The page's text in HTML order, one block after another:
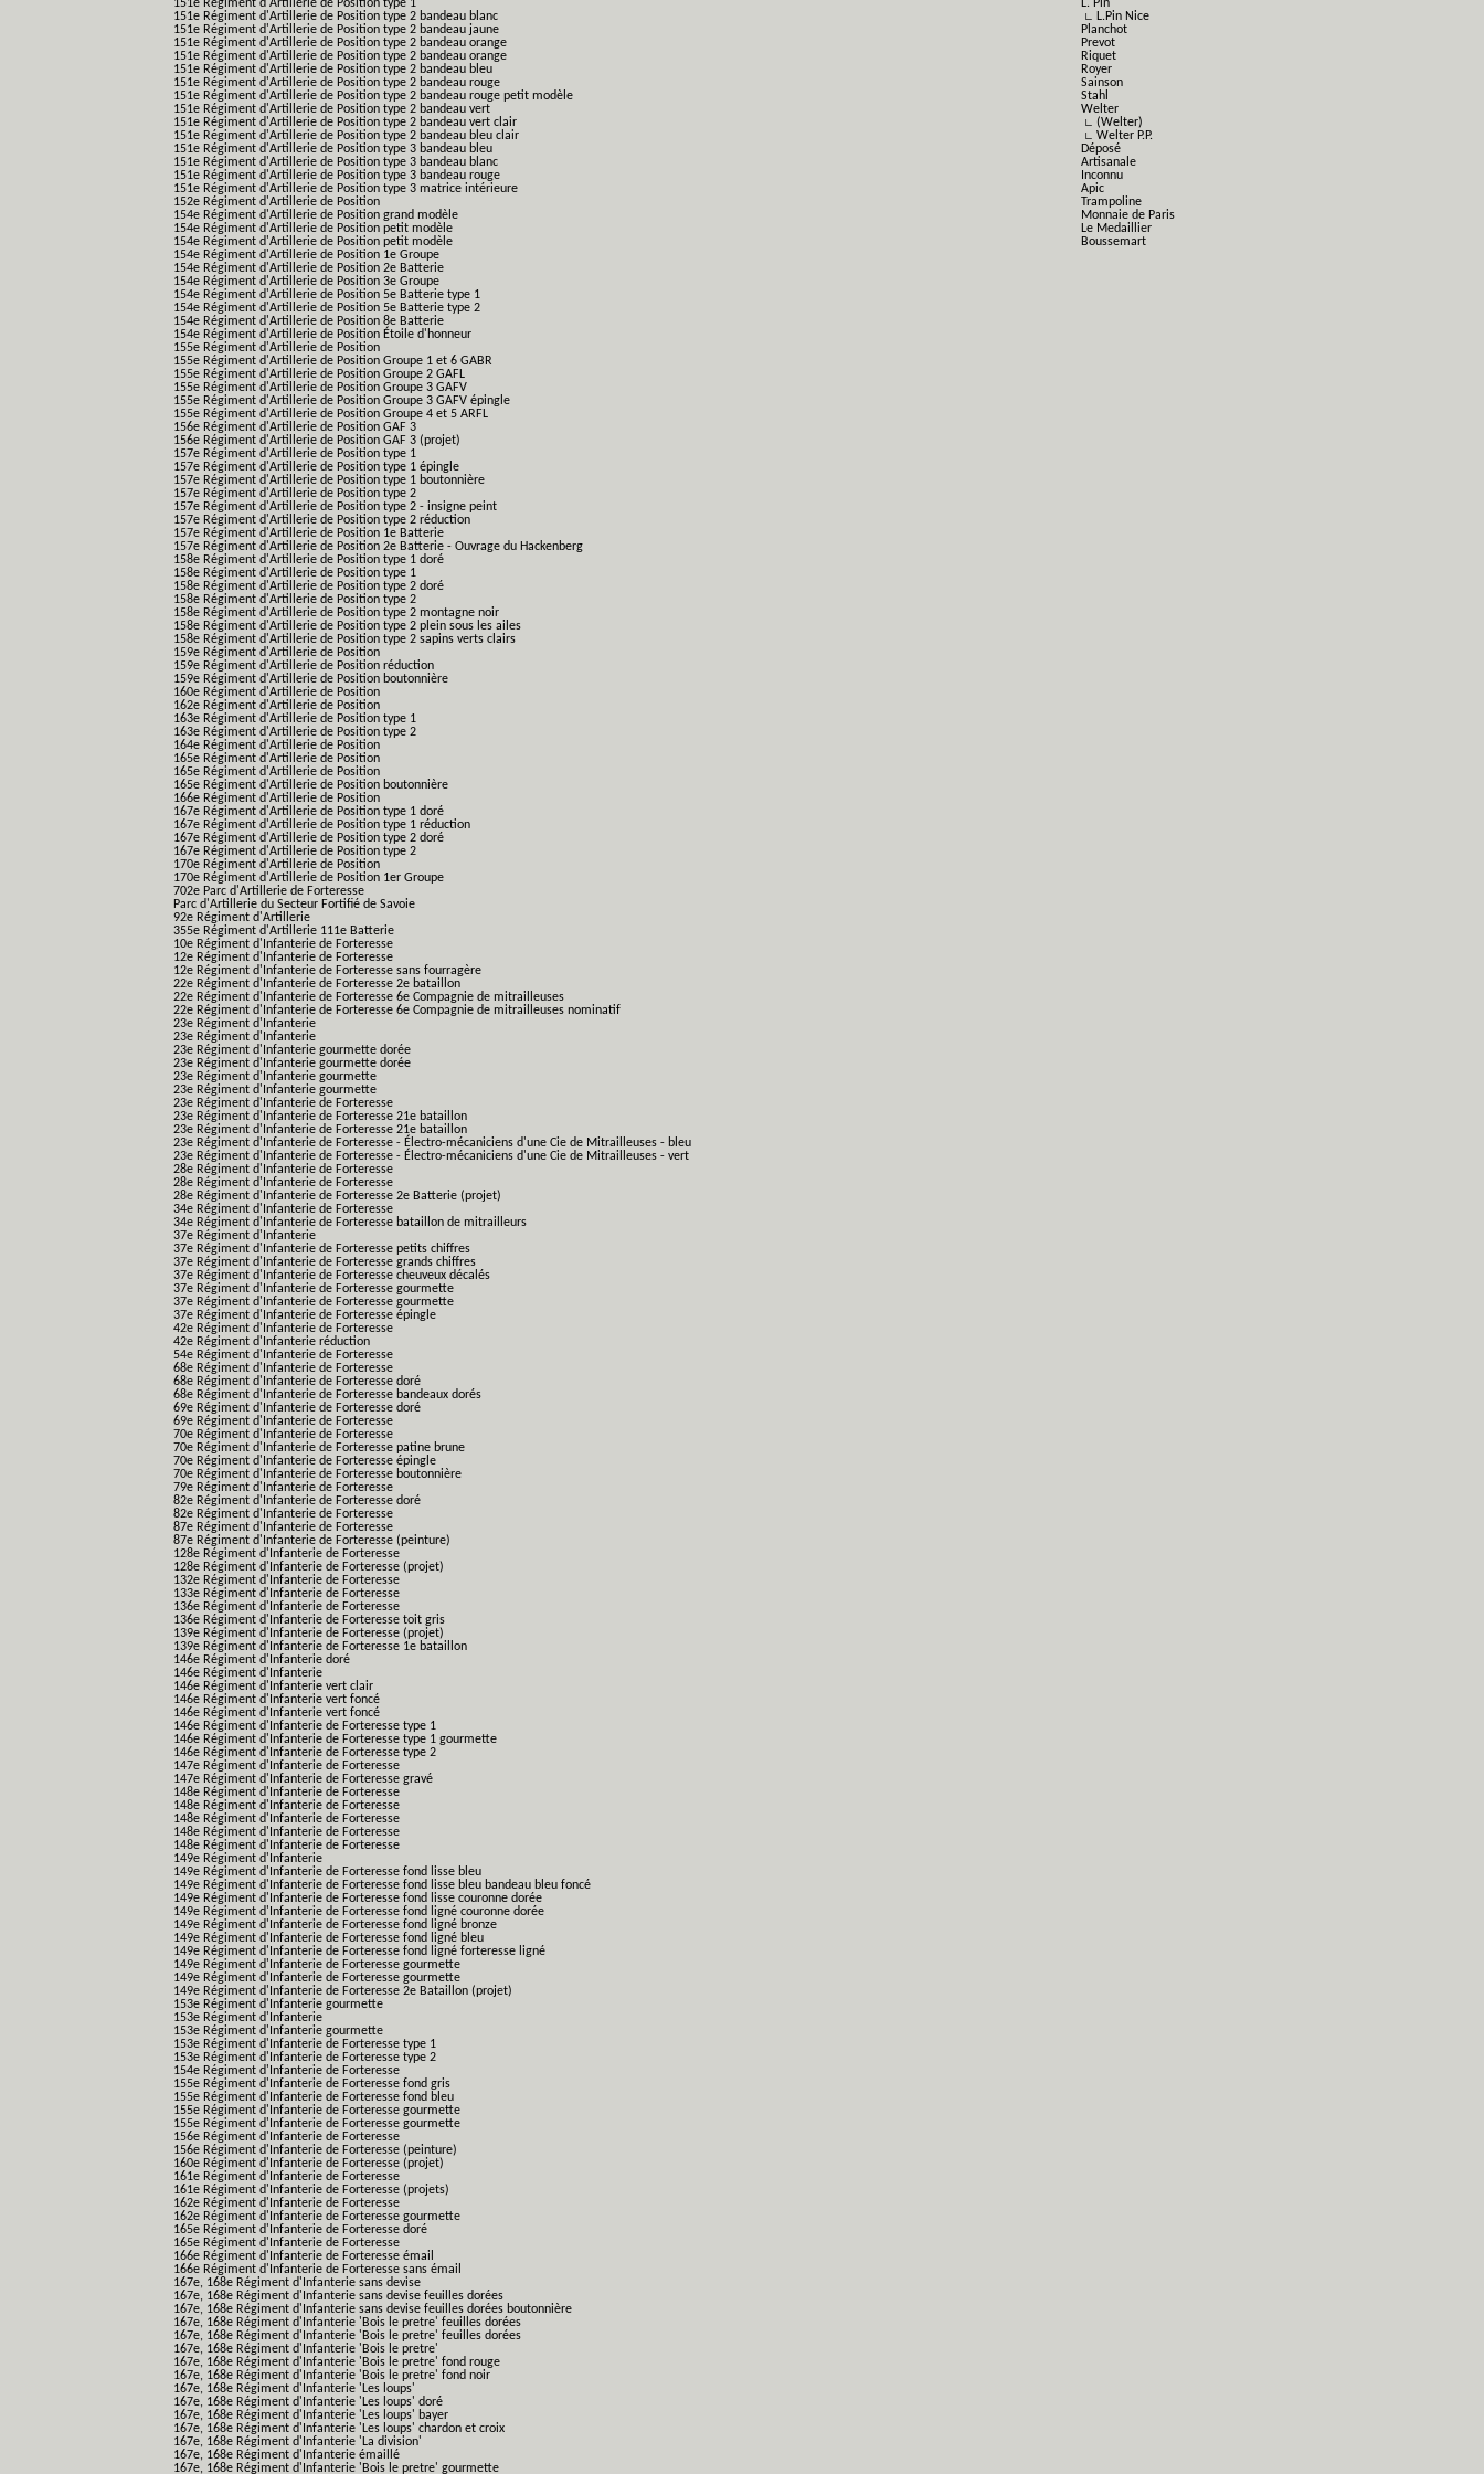
151e Régiment d'Artillerie de Position type 1
151e Régiment d'Artillerie de Position type 2 bandeau blanc
151e Régiment d'Artillerie de Position type 2 bandeau jaune
151e Régiment d'Artillerie de Position type 2 bandeau orange
151e Régiment d'Artillerie de Position type 2 bandeau orange
151e Régiment d'Artillerie de Position type 2 bandeau bleu
151e Régiment d'Artillerie de Position type 2 bandeau rouge
151e Régiment d'Artillerie de Position type 2 bandeau rouge petit modèle
151e Régiment d'Artillerie de Position type 2 bandeau vert
151e Régiment d'Artillerie de Position type 2 bandeau vert clair
151e Régiment d'Artillerie de Position type 2 bandeau bleu clair
151e Régiment d'Artillerie de Position type 3 bandeau bleu
151e Régiment d'Artillerie de Position type 3 bandeau blanc
151e Régiment d'Artillerie de Position type 3 bandeau rouge
151e Régiment d'Artillerie de Position type 3 matrice intérieure
152e Régiment d'Artillerie de Position
154e Régiment d'Artillerie de Position grand modèle
154e Régiment d'Artillerie de Position petit modèle
154e Régiment d'Artillerie de Position petit modèle
154e Régiment d'Artillerie de Position 1e Groupe
154e Régiment d'Artillerie de Position 2e Batterie
154e Régiment d'Artillerie de Position 3e Groupe
154e Régiment d'Artillerie de Position 5e Batterie type 1
154e Régiment d'Artillerie de Position 5e Batterie type 2
154e Régiment d'Artillerie de Position 8e Batterie
154e Régiment d'Artillerie de Position Étoile d'honneur
155e Régiment d'Artillerie de Position
155e Régiment d'Artillerie de Position Groupe 1 et 6 GABR
155e Régiment d'Artillerie de Position Groupe 2 GAFL
155e Régiment d'Artillerie de Position Groupe 3 GAFV
155e Régiment d'Artillerie de Position Groupe 3 GAFV épingle
155e Régiment d'Artillerie de Position Groupe 4 et 5 ARFL
156e Régiment d'Artillerie de Position GAF 3
156e Régiment d'Artillerie de Position GAF 3 (projet)
157e Régiment d'Artillerie de Position type 1
157e Régiment d'Artillerie de Position type 1 épingle
157e Régiment d'Artillerie de Position type 1 boutonnière
157e Régiment d'Artillerie de Position type 2
157e Régiment d'Artillerie de Position type 2 - insigne peint
157e Régiment d'Artillerie de Position type 2 réduction
157e Régiment d'Artillerie de Position 1e Batterie
157e Régiment d'Artillerie de Position 2e Batterie - Ouvrage du Hackenberg
158e Régiment d'Artillerie de Position type 1 doré
158e Régiment d'Artillerie de Position type 1
158e Régiment d'Artillerie de Position type 2 doré
158e Régiment d'Artillerie de Position type 2
158e Régiment d'Artillerie de Position type 2 montagne noir
158e Régiment d'Artillerie de Position type 2 plein sous les ailes
158e Régiment d'Artillerie de Position type 2 sapins verts clairs
159e Régiment d'Artillerie de Position
159e Régiment d'Artillerie de Position réduction
159e Régiment d'Artillerie de Position boutonnière
160e Régiment d'Artillerie de Position
162e Régiment d'Artillerie de Position
163e Régiment d'Artillerie de Position type 1
163e Régiment d'Artillerie de Position type 2
164e Régiment d'Artillerie de Position
165e Régiment d'Artillerie de Position
165e Régiment d'Artillerie de Position
165e Régiment d'Artillerie de Position boutonnière
166e Régiment d'Artillerie de Position
167e Régiment d'Artillerie de Position type 1 doré
167e Régiment d'Artillerie de Position type 1 réduction
167e Régiment d'Artillerie de Position type 2 doré
167e Régiment d'Artillerie de Position type 2
170e Régiment d'Artillerie de Position
170e Régiment d'Artillerie de Position 1er Groupe
702e Parc d'Artillerie de Forteresse
Parc d'Artillerie du Secteur Fortifié de Savoie
92e Régiment d'Artillerie
355e Régiment d'Artillerie 111e Batterie
10e Régiment d'Infanterie de Forteresse
12e Régiment d'Infanterie de Forteresse
12e Régiment d'Infanterie de Forteresse sans fourragère
22e Régiment d'Infanterie de Forteresse 2e bataillon
22e Régiment d'Infanterie de Forteresse 6e Compagnie de mitrailleuses
22e Régiment d'Infanterie de Forteresse 6e Compagnie de mitrailleuses nominatif
23e Régiment d'Infanterie
23e Régiment d'Infanterie
23e Régiment d'Infanterie gourmette dorée
23e Régiment d'Infanterie gourmette dorée
23e Régiment d'Infanterie gourmette
23e Régiment d'Infanterie gourmette
23e Régiment d'Infanterie de Forteresse
23e Régiment d'Infanterie de Forteresse 21e bataillon
23e Régiment d'Infanterie de Forteresse 21e bataillon
23e Régiment d'Infanterie de Forteresse - Électro-mécaniciens d'une Cie de Mitrailleuses - bleu
23e Régiment d'Infanterie de Forteresse - Électro-mécaniciens d'une Cie de Mitrailleuses - vert
28e Régiment d'Infanterie de Forteresse
28e Régiment d'Infanterie de Forteresse
28e Régiment d'Infanterie de Forteresse 2e Batterie (projet)
34e Régiment d'Infanterie de Forteresse
34e Régiment d'Infanterie de Forteresse bataillon de mitrailleurs
37e Régiment d'Infanterie
37e Régiment d'Infanterie de Forteresse petits chiffres
37e Régiment d'Infanterie de Forteresse grands chiffres
37e Régiment d'Infanterie de Forteresse cheuveux décalés
37e Régiment d'Infanterie de Forteresse gourmette
37e Régiment d'Infanterie de Forteresse gourmette
37e Régiment d'Infanterie de Forteresse épingle
42e Régiment d'Infanterie de Forteresse
42e Régiment d'Infanterie réduction
54e Régiment d'Infanterie de Forteresse
68e Régiment d'Infanterie de Forteresse
68e Régiment d'Infanterie de Forteresse doré
68e Régiment d'Infanterie de Forteresse bandeaux dorés
69e Régiment d'Infanterie de Forteresse doré
69e Régiment d'Infanterie de Forteresse
70e Régiment d'Infanterie de Forteresse
70e Régiment d'Infanterie de Forteresse patine brune
70e Régiment d'Infanterie de Forteresse épingle
70e Régiment d'Infanterie de Forteresse boutonnière
79e Régiment d'Infanterie de Forteresse
82e Régiment d'Infanterie de Forteresse doré
82e Régiment d'Infanterie de Forteresse
87e Régiment d'Infanterie de Forteresse
87e Régiment d'Infanterie de Forteresse (peinture)
128e Régiment d'Infanterie de Forteresse
128e Régiment d'Infanterie de Forteresse (projet)
132e Régiment d'Infanterie de Forteresse
133e Régiment d'Infanterie de Forteresse
136e Régiment d'Infanterie de Forteresse
136e Régiment d'Infanterie de Forteresse toit gris
139e Régiment d'Infanterie de Forteresse (projet)
139e Régiment d'Infanterie de Forteresse 1e bataillon
146e Régiment d'Infanterie doré
146e Régiment d'Infanterie
146e Régiment d'Infanterie vert clair
146e Régiment d'Infanterie vert foncé
146e Régiment d'Infanterie vert foncé
146e Régiment d'Infanterie de Forteresse type 1
146e Régiment d'Infanterie de Forteresse type 1 gourmette
146e Régiment d'Infanterie de Forteresse type 2
147e Régiment d'Infanterie de Forteresse
147e Régiment d'Infanterie de Forteresse gravé
148e Régiment d'Infanterie de Forteresse
148e Régiment d'Infanterie de Forteresse
148e Régiment d'Infanterie de Forteresse
148e Régiment d'Infanterie de Forteresse
148e Régiment d'Infanterie de Forteresse
149e Régiment d'Infanterie
149e Régiment d'Infanterie de Forteresse fond lisse bleu
149e Régiment d'Infanterie de Forteresse fond lisse bleu bandeau bleu foncé
149e Régiment d'Infanterie de Forteresse fond lisse couronne dorée
149e Régiment d'Infanterie de Forteresse fond ligné couronne dorée
149e Régiment d'Infanterie de Forteresse fond ligné bronze
149e Régiment d'Infanterie de Forteresse fond ligné bleu
149e Régiment d'Infanterie de Forteresse fond ligné forteresse ligné
149e Régiment d'Infanterie de Forteresse gourmette
149e Régiment d'Infanterie de Forteresse gourmette
149e Régiment d'Infanterie de Forteresse 2e Bataillon (projet)
153e Régiment d'Infanterie gourmette
153e Régiment d'Infanterie
153e Régiment d'Infanterie gourmette
153e Régiment d'Infanterie de Forteresse type 1
153e Régiment d'Infanterie de Forteresse type 2
154e Régiment d'Infanterie de Forteresse
155e Régiment d'Infanterie de Forteresse fond gris
155e Régiment d'Infanterie de Forteresse fond bleu
155e Régiment d'Infanterie de Forteresse gourmette
155e Régiment d'Infanterie de Forteresse gourmette
156e Régiment d'Infanterie de Forteresse
156e Régiment d'Infanterie de Forteresse (peinture)
160e Régiment d'Infanterie de Forteresse (projet)
161e Régiment d'Infanterie de Forteresse
161e Régiment d'Infanterie de Forteresse (projets)
162e Régiment d'Infanterie de Forteresse
162e Régiment d'Infanterie de Forteresse gourmette
165e Régiment d'Infanterie de Forteresse doré
165e Régiment d'Infanterie de Forteresse
166e Régiment d'Infanterie de Forteresse émail
166e Régiment d'Infanterie de Forteresse sans émail
167e, 168e Régiment d'Infanterie sans devise
167e, 168e Régiment d'Infanterie sans devise feuilles dorées
167e, 168e Régiment d'Infanterie sans devise feuilles dorées boutonnière
167e, 168e Régiment d'Infanterie 'Bois le pretre' feuilles dorées
167e, 168e Régiment d'Infanterie 'Bois le pretre' feuilles dorées
167e, 168e Régiment d'Infanterie 'Bois le pretre'
167e, 168e Régiment d'Infanterie 'Bois le pretre' fond rouge
167e, 168e Régiment d'Infanterie 'Bois le pretre' fond noir
167e, 168e Régiment d'Infanterie 'Les loups'
167e, 168e Régiment d'Infanterie 'Les loups' doré
167e, 168e Régiment d'Infanterie 'Les loups' bayer
167e, 168e Régiment d'Infanterie 'Les loups' chardon et croix
167e, 168e Régiment d'Infanterie 'La division'
167e, 168e Régiment d'Infanterie émaillé
167e, 168e Régiment d'Infanterie 'Bois le pretre' gourmette
L. Pin
∟ L.Pin Nice
Planchot
Prevot
Riquet
Royer
Sainson
Stahl
Welter
∟ (Welter)
∟ Welter P.P.
Déposé
Artisanale
Inconnu
Apic
Trampoline
Monnaie de Paris
Le Medaillier
Boussemart